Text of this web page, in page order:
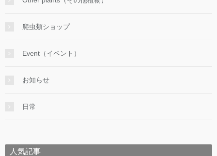
爬虫類ショップ
Event（イベント）
お知らせ
日常
人気記事